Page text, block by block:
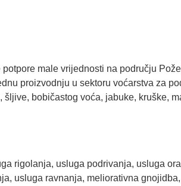
male vrijednosti na području
proizvodnju u sektoru voćarstva za
bobičastog voća, jabuke, kruške,
rigolanja, usluga podrivanja, usluga
usluga ravnanja, meliorativna